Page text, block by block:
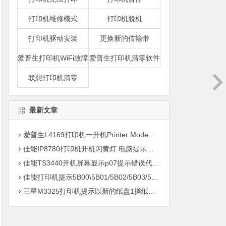
打印机维修模式 打印机脱机
打印机驱动安装 更换新的传输带
爱普生打印机WiFi故障爱普生打印机清零软件
联想打印机清零
最新文章
爱普生L4169打印机一开机Printer Mode故障主板维修
佳能IP8780打印机开机闪黄灯 电脑提示错误5B00快速解决方案清零
佳能TS3440开机屏幕显示p07提示错误代码5B00快速解决方案 清零
佳能打印机提示5B00\5B01/5B02/5B03/5B04/5B11/5B12/5B13/5B14/1700/1702/1703/1704
三星M3325打印机提示以新的纸盘1搓纸轮进行更换